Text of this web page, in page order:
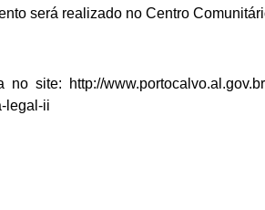
será realizado no Centro
no site: http://
legal-ii